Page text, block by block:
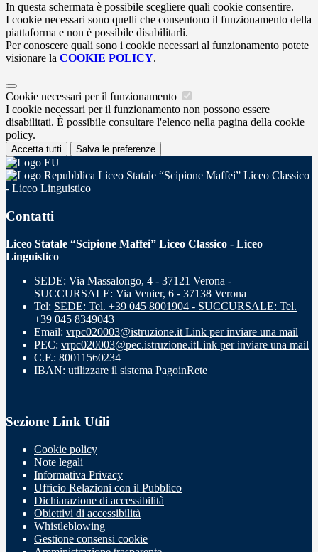
In questa schermata è possibile scegliere quali cookie consentire.
I cookie necessari sono quelli che consentono il funzionamento della
piattaforma e non è possibile disabilitarli.
Per conoscere quali sono i cookie necessari al funzionamento potete
visionare la COOKIE POLICY.
Cookie necessari per il funzionamento
I cookie necessari per il funzionamento non possono essere
disabilitati. È possibile consultare l'elenco nella pagina della cookie
policy.
Accetta tutti Salva le preferenze
Liceo Statale “Scipione Maffei” Liceo Classico
- Liceo Linguistico
Contatti
Liceo Statale “Scipione Maffei” Liceo Classico - Liceo
Linguistico
SEDE: Via Massalongo, 4 - 37121 Verona -
SUCCURSALE: Via Venier, 6 - 37138 Verona
Tel: SEDE: Tel. +39 045 8001904 - SUCCURSALE: Tel.
+39 045 8349043
Email: vrpc020003@istruzione.it Link per inviare una mail
PEC: vrpc020003@pec.istruzione.itLink per inviare una mail
C.F.: 80011560234
IBAN: utilizzare il sistema PagoinRete
Sezione Link Utili
Cookie policy
Note legali
Informativa Privacy
Ufficio Relazioni con il Pubblico
Dichiarazione di accessibilità
Obiettivi di accessibilità
Whistleblowing
Gestione consensi cookie